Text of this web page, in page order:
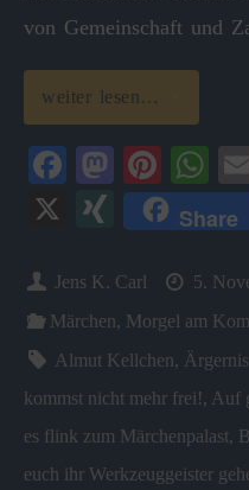
von Gemeinschaft und
weiter lesen…
Fa
ce
ok
M
as
to
do
n
Pi
nt
er
es
t
W
ha
ts
A
pp
X
X
N
G
Share
Jens K. Carl
5.
Märchen, Morgel am
Almut Kellchen,
kommst nicht mehr frei!, Auf
es flink zum Märchenpalast,
euch ihr Werkzeuggeister